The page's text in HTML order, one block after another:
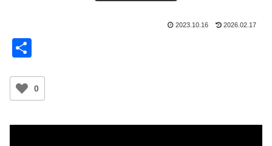
2023.10.16 2026.02.17
0